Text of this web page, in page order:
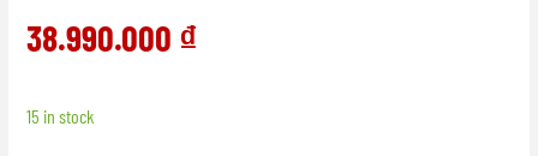
38.990.000 ₫
15 in stock